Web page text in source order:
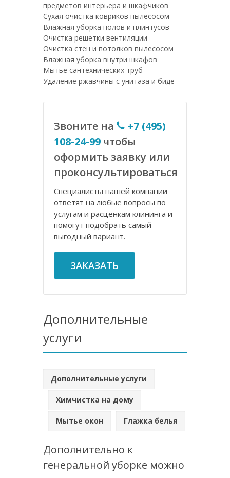
предметов интерьера и шкафчиков
Сухая очистка ковриков пылесосом
Влажная уборка полов и плинтусов
Очистка решетки вентиляции
Очистка стен и потолков пылесосом
Влажная уборка внутри шкафов
Мытье сантехнических труб
Удаление ржавчины с унитаза и биде
Звоните на
+7 (495)
108-24-99 чтобы
оформить заявку или
проконсультироваться
Специалисты нашей компании
ответят на любые вопросы по
услугам и расценкам клининга и
помогут подобрать самый
выгодный вариант.
ЗАКАЗАТЬ
Дополнительные
услуги
Дополнительные услуги
Химчистка на дому
Мытье окон Глажка белья
Дополнительно к
генеральной уборке можно